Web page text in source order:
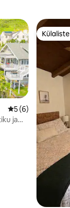
Keskmine
5 (6)
ja